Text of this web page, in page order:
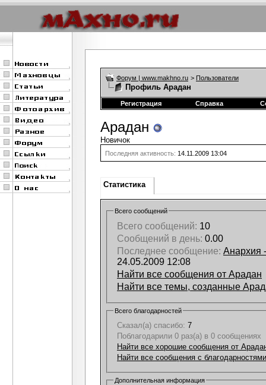
Форум | www.makhno.ru > Пользователи
Профиль Арадан
Регистрация Справка
Арадан
Новичок
Последняя активность: 14.11.2009 13:04
Статистика
Всего сообщений
Всего сообщений: 10
Сообщений в день: 0.00
Последнее сообщение: Анархия
24.05.2009 12:08
Найти все сообщения от Арадан
Найти все темы, созданные
Всего благодарностей
Сказал(а) спасибо: 7
Поблагодарили 0 раз(а) в 0 сообщениях
Найти все хорошие сообщения от
Найти все сообщения с
Дополнительная информация